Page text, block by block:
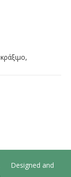
Designed and